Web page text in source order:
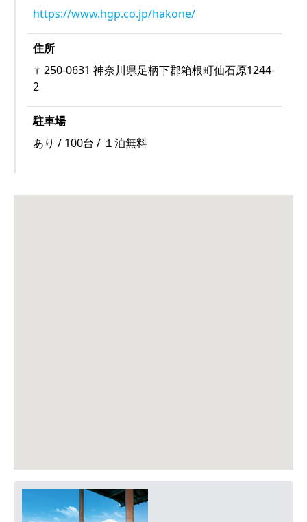
https://www.hgp.co.jp/hakone/
住所
〒250-0631 神奈川県足柄下郡箱根町仙石原1244-
2
駐車場
あり / 100台 / １泊無料